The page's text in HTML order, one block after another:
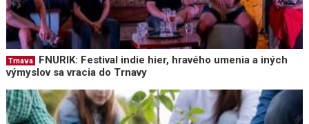
Trnava
FNURIK: Festival indie hier, hravého umenia a iných
výmyslov sa vracia do Trnavy